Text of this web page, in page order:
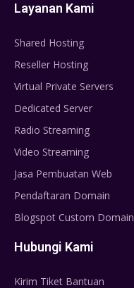
Layanan Kami
Shared Hosting
Reseller Hosting
Virtual Private Servers
Dedicated Server
Radio Streaming
Video Streaming
Jasa Pembuatan Web
Pendaftaran Domain
Blogspot Custom Domain
Hubungi Kami
Kirim Tiket Bantuan